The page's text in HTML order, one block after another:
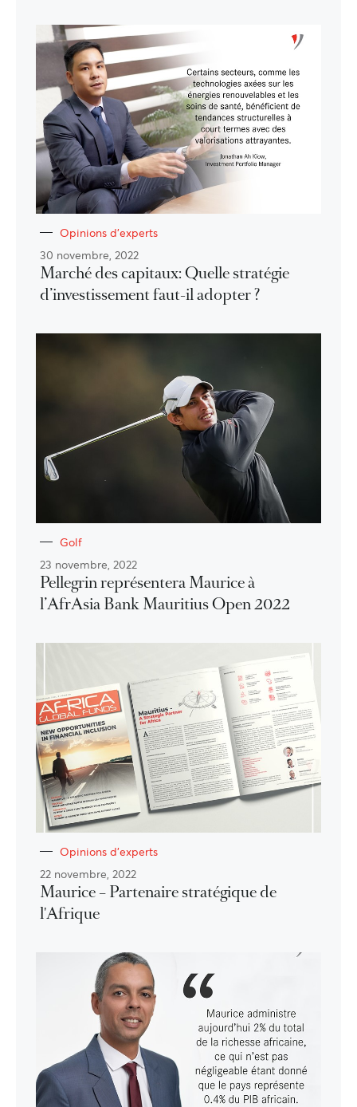
Opinions d'experts
30 novembre, 2022
Marché des capitaux: Quelle stratégie
d’investissement faut-il adopter ?
Golf
23 novembre, 2022
Pellegrin représentera Maurice à
l’AfrAsia Bank Mauritius Open 2022
Opinions d'experts
22 novembre, 2022
Maurice – Partenaire stratégique de
l'Afrique